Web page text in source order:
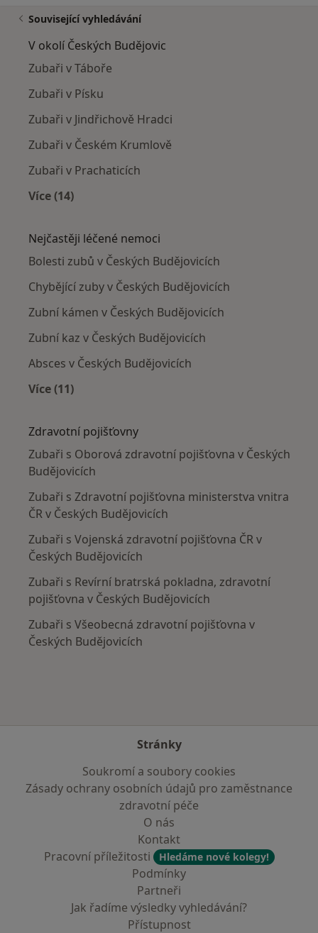
Související vyhledávání
V okolí Českých Budějovic
Zubaři v Táboře
Zubaři v Písku
Zubaři v Jindřichově Hradci
Zubaři v Českém Krumlově
Zubaři v Prachaticích
Více (14)
Nejčastěji léčené nemoci
Bolesti zubů v Českých Budějovicích
Chybějící zuby v Českých Budějovicích
Zubní kámen v Českých Budějovicích
Zubní kaz v Českých Budějovicích
Absces v Českých Budějovicích
Více (11)
Zdravotní pojišťovny
Zubaři s Oborová zdravotní pojišťovna v Českých
Budějovicích
Zubaři s Zdravotní pojišťovna ministerstva vnitra
ČR v Českých Budějovicích
Zubaři s Vojenská zdravotní pojišťovna ČR v
Českých Budějovicích
Zubaři s Revírní bratrská pokladna, zdravotní
pojišťovna v Českých Budějovicích
Zubaři s Všeobecná zdravotní pojišťovna v
Českých Budějovicích
Stránky
Soukromí a soubory cookies
Zásady ochrany osobních údajů pro zaměstnance
zdravotní péče
O nás
Kontakt
Pracovní příležitosti
Hledáme nové kolegy!
Podmínky
Partneři
Jak řadíme výsledky vyhledávání?
Přístupnost